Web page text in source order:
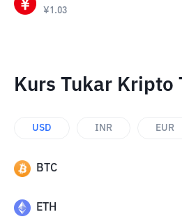
¥1.03
Kurs Tukar Kripto
USD INR EUR
BTC
ETH